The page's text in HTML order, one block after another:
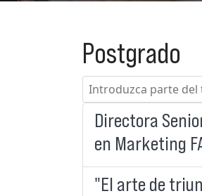
Postgrado
Introduzca parte del
Directora
en Marketing
"El arte de